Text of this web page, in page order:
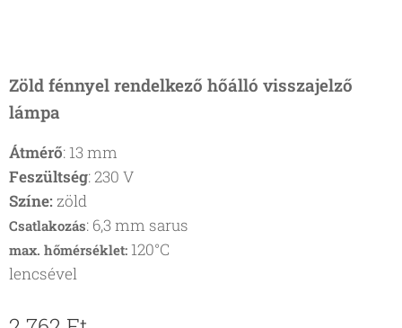
Zöld fénnyel rendelkező hőálló visszajelző
lámpa
Átmérő: 13 mm
Feszültség: 230 V
Színe: zöld
Csatlakozás: 6,3 mm sarus
max. hőmérséklet: 120°C
lencsével